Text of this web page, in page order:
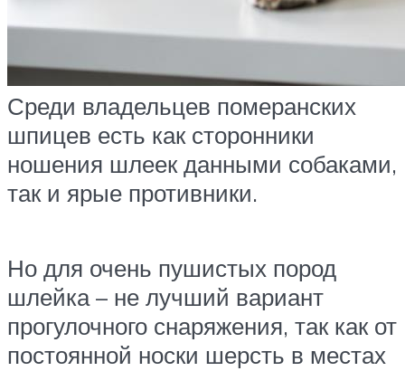
Среди владельцев померанских
шпицев есть как сторонники
ношения шлеек данными собаками,
так и ярые противники.
Но для очень пушистых пород
шлейка – не лучший вариант
прогулочного снаряжения, так как от
постоянной носки шерсть в местах